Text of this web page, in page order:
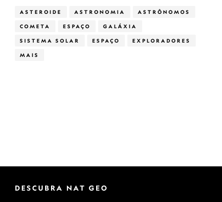
ASTEROIDE ASTRONOMIA ASTRÔNOMOS
COMETA ESPAÇO GALÁXIA
SISTEMA SOLAR ESPAÇO EXPLORADORES
MAIS
DESCUBRA NAT GEO